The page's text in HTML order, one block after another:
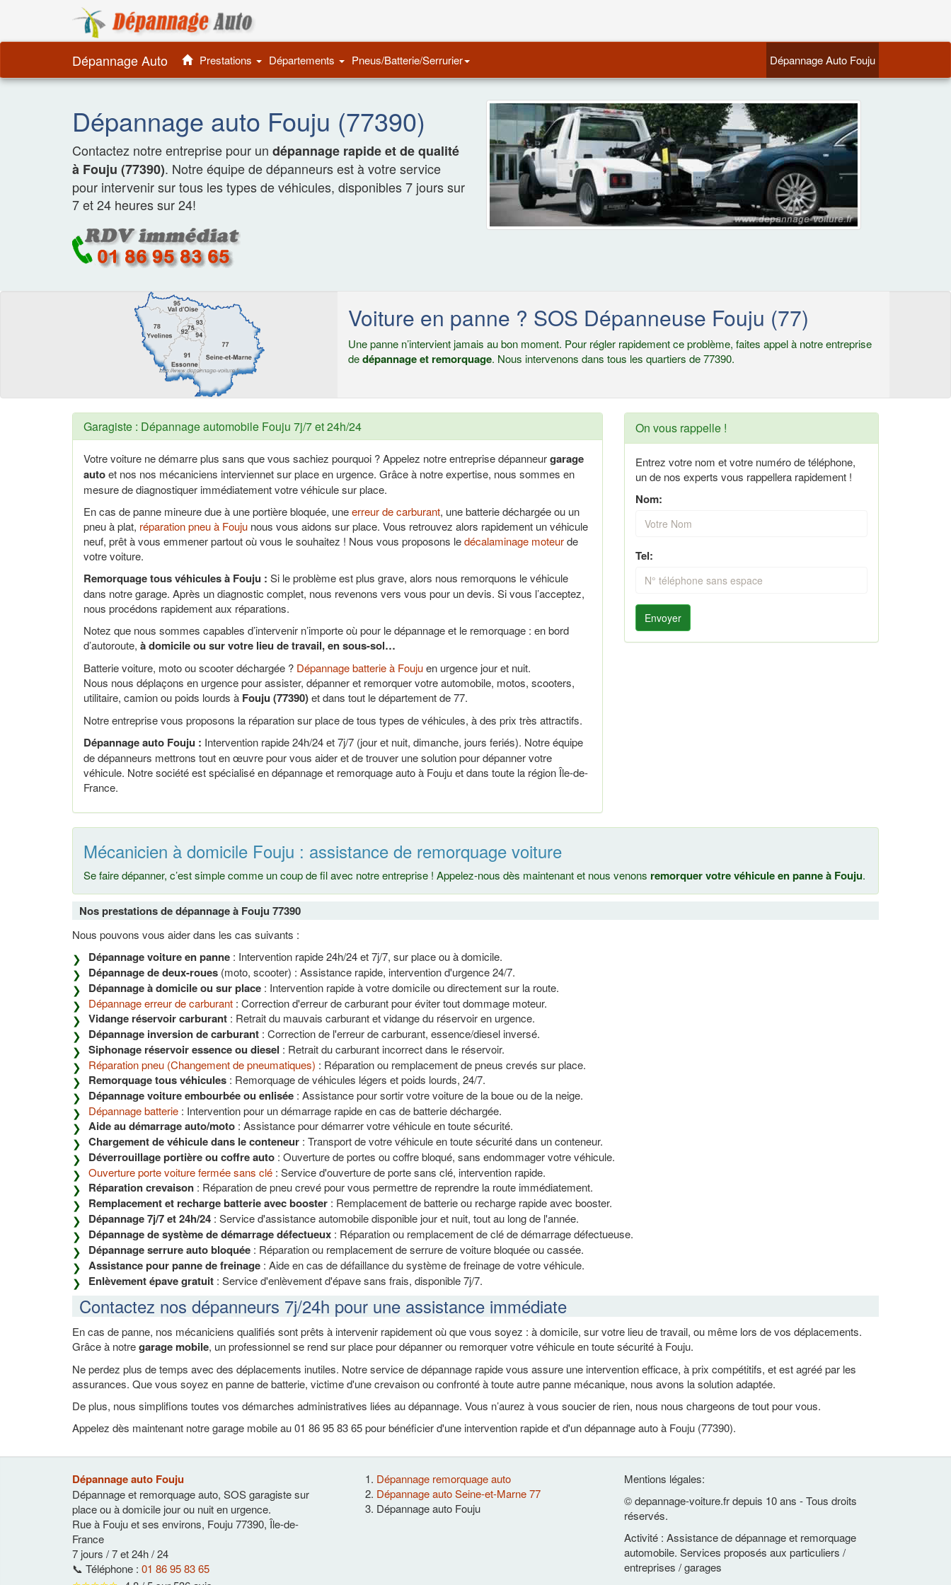
Dépannage Auto Prestations Départements Pneus/Batterie/Serrurier Dépannage Auto Fouju(current)
Dépannage auto Fouju (77390)
Contactez notre entreprise pour un dépannage rapide et de qualité
à Fouju (77390). Notre équipe de dépanneurs est à votre service
pour intervenir sur tous les types de véhicules, disponibles 7 jours sur
7 et 24 heures sur 24!
Voiture en panne ? SOS Dépanneuse Fouju (77)
Une panne n’intervient jamais au bon moment. Pour régler rapidement ce problème, faites appel à notre entreprise
dedépannage et remorquage. Nous intervenons dans tous les quartiers de 77390.
Garagiste : Dépannage automobile Fouju 7j/7 et 24h/24
Votre voiture ne démarre plus sans que vous sachiez pourquoi ? Appelez notre entreprise dépanneurgarage
autoet nos nos mécaniciens interviennet sur place en urgence. Grâce à notre expertise, nous sommes en
mesure de diagnostiquer immédiatement votre véhicule sur place.
En cas de panne mineure due à une portière bloquée, uneerreur de carburant, une batterie déchargée ou un
pneu à plat, réparation pneu à Fouju nous vous aidons sur place. Vous retrouvez alors rapidement un véhicule
neuf, prêt à vous emmener partout où vous le souhaitez ! Nous vous proposons ledécalaminage moteurde
votre voiture.
Remorquage tous véhicules à Fouju : Si le problème est plus grave, alors nous remorquons le véhicule
dans notre garage. Après un diagnostic complet, nous revenons vers vous pour un devis. Si vous l’acceptez,
nous procédons rapidement aux réparations.
Notez que nous sommes capables d’intervenir n’importe où pour le dépannage et le remorquage : en bord
d’autoroute, à domicile ou sur votre lieu de travail, en sous-sol…
Batterie voiture, moto ou scooter déchargée ? Dépannage batterie à Foujuen urgence jour et nuit.
Nous nous déplaçons en urgence pour assister, dépanner et remorquer votre automobile, motos, scooters,
utilitaire, camion ou poids lourds à Fouju (77390)et dans tout le département de 77.
Notre entreprise vous proposons la réparation sur place de tous types de véhicules, à des prix très attractifs.
Dépannage auto Fouju : Intervention rapide 24h/24 et 7j/7 (jour et nuit, dimanche, jours feriés). Notre équipe
de dépanneurs mettrons tout en œuvre pour vous aider et de trouver une solution pour dépanner votre
véhicule. Notre société est spécialisé en dépannage et remorquage auto à Fouju et dans toute la région Île-de-
France.
On vous rappelle !
Entrez votre nom et votre numéro de téléphone,
un de nos experts vous rappellera rapidement !
Nom:
Tel:
Envoyer
Mécanicien à domicile Fouju : assistance de remorquage voiture
Se faire dépanner, c’est simple comme un coup de fil avec notre entreprise ! Appelez-nous dès maintenant et nous venons remorquer votre véhicule en panne à Fouju.
Nos prestations de dépannage à Fouju 77390
Nous pouvons vous aider dans les cas suivants :
Dépannage voiture en panne : Intervention rapide 24h/24 et 7j/7, sur place ou à domicile.
Dépannage de deux-roues (moto, scooter) : Assistance rapide, intervention d'urgence 24/7.
Dépannage à domicile ou sur place : Intervention rapide à votre domicile ou directement sur la route.
Dépannage erreur de carburant : Correction d'erreur de carburant pour éviter tout dommage moteur.
Vidange réservoir carburant : Retrait du mauvais carburant et vidange du réservoir en urgence.
Dépannage inversion de carburant : Correction de l'erreur de carburant, essence/diesel inversé.
Siphonage réservoir essence ou diesel : Retrait du carburant incorrect dans le réservoir.
Réparation pneu (Changement de pneumatiques) : Réparation ou remplacement de pneus crevés sur place.
Remorquage tous véhicules : Remorquage de véhicules légers et poids lourds, 24/7.
Dépannage voiture embourbée ou enlisée : Assistance pour sortir votre voiture de la boue ou de la neige.
Dépannage batterie : Intervention pour un démarrage rapide en cas de batterie déchargée.
Aide au démarrage auto/moto : Assistance pour démarrer votre véhicule en toute sécurité.
Chargement de véhicule dans le conteneur : Transport de votre véhicule en toute sécurité dans un conteneur.
Déverrouillage portière ou coffre auto : Ouverture de portes ou coffre bloqué, sans endommager votre véhicule.
Ouverture porte voiture fermée sans clé : Service d'ouverture de porte sans clé, intervention rapide.
Réparation crevaison : Réparation de pneu crevé pour vous permettre de reprendre la route immédiatement.
Remplacement et recharge batterie avec booster : Remplacement de batterie ou recharge rapide avec booster.
Dépannage 7j/7 et 24h/24 : Service d'assistance automobile disponible jour et nuit, tout au long de l'année.
Dépannage de système de démarrage défectueux : Réparation ou remplacement de clé de démarrage défectueuse.
Dépannage serrure auto bloquée : Réparation ou remplacement de serrure de voiture bloquée ou cassée.
Assistance pour panne de freinage : Aide en cas de défaillance du système de freinage de votre véhicule.
Enlèvement épave gratuit : Service d'enlèvement d'épave sans frais, disponible 7j/7.
Contactez nos dépanneurs 7j/24h pour une assistance immédiate
En cas de panne, nos mécaniciens qualifiés sont prêts à intervenir rapidement où que vous soyez : à domicile, sur votre lieu de travail, ou même lors de vos déplacements.
Grâce à notregarage mobile, un professionnel se rend sur place pour dépanner ou remorquer votre véhicule en toute sécurité à Fouju.
Ne perdez plus de temps avec des déplacements inutiles. Notre service de dépannage rapide vous assure une intervention efficace, à prix compétitifs, et est agréé par les
assurances. Que vous soyez en panne de batterie, victime d'une crevaison ou confronté à toute autre panne mécanique, nous avons la solution adaptée.
De plus, nous simplifions toutes vos démarches administratives liées au dépannage. Vous n’aurez à vous soucier de rien, nous nous chargeons de tout pour vous.
Appelez dès maintenant notre garage mobile au 01 86 95 83 65 pour bénéficier d'une intervention rapide et d'un dépannage auto à Fouju (77390).
Dépannage auto Fouju
Dépannage et remorquage auto, SOS garagiste sur
place ou à domicile jour ou nuit en urgence.
Rue à Fouju et ses environs, Fouju77390, Île-de-
France
7 jours / 7 et 24h / 24
📞 Téléphone : 01 86 95 83 65
Dépannage remorquage auto
Dépannage auto Seine-et-Marne 77
Dépannage auto Fouju
Mentions légales:
© depannage-voiture.fr depuis 10 ans - Tous droits
réservés.
Activité : Assistance de dépannage et remorquage
automobile. Services proposés aux particuliers /
entreprises / garages